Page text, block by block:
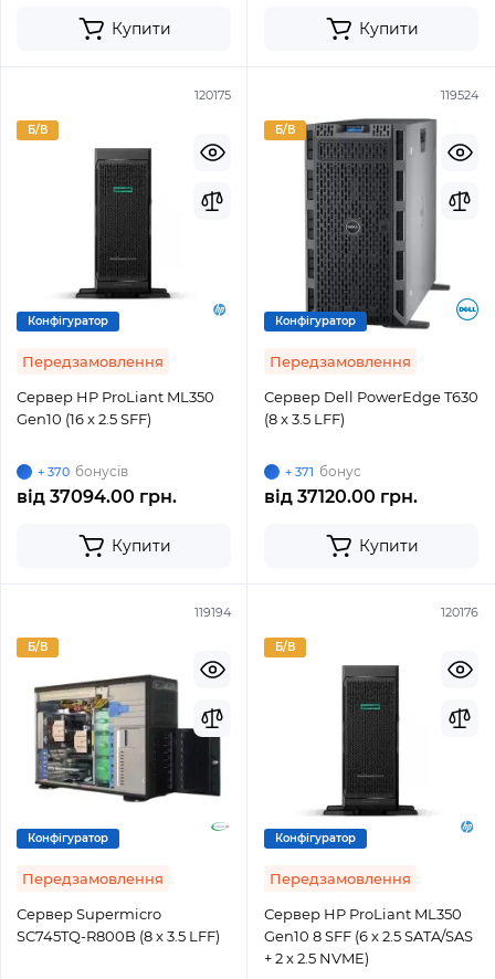
Купити Купити
120175
Б/В
Конфігуратор
Передзамовлення
Сервер HP ProLiant ML350
Gen10 (16 x 2.5 SFF)
+ 370 бонусів
від 37094.00 грн.
Купити
119524
Б/В
Конфігуратор
Передзамовлення
Сервер Dell PowerEdge T630
(8 x 3.5 LFF)
+ 371 бонус
від 37120.00 грн.
Купити
119194
Б/В
Конфігуратор
Передзамовлення
Сервер Supermicro
SC745TQ-R800B (8 x 3.5 LFF)
120176
Б/В
Конфігуратор
Передзамовлення
Сервер HP ProLiant ML350
Gen10 8 SFF (6 x 2.5 SATA/SAS
+ 2 x 2.5 NVME)